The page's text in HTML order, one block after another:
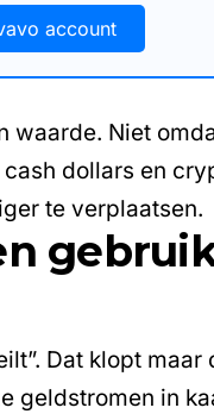
account
waarde. Niet
dollars en
te verplaatsen.
Dat klopt
geldstromen in